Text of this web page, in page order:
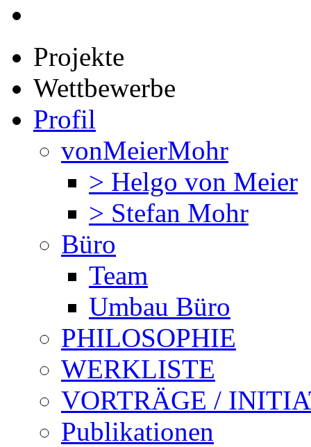
Projekte
Wettbewerbe
Profil
vonMeierMohr
> Helgo von Meier
> Stefan Mohr
Büro
Team
Umbau Büro
PHILOSOPHIE
WERKLISTE
VORTRÄGE /
Publikationen